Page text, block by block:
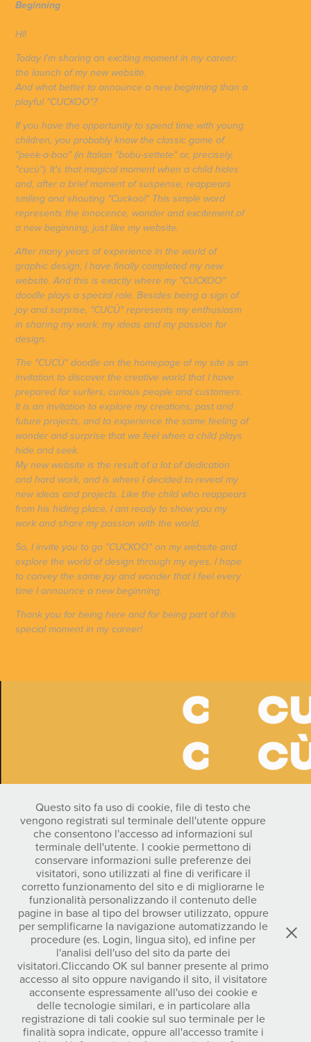
Beginning
HI!
Today I'm sharing an exciting moment in my career:
the launch of my new website.
And what better to announce a new beginning than a
playful "CUCKOO"?
If you have the opportunity to spend time with young
children, you probably know the classic game of
"peek-a-boo" (in Italian "bobù-settete" or, precisely,
"cucù"). It's that magical moment when a child hides
and, after a brief moment of suspense, reappears
smiling and shouting "Cuckoo!" This simple word
represents the innocence, wonder and excitement of
a new beginning, just like my website.
After many years of experience in the world of
graphic design, I have finally completed my new
website. And this is exactly where my "CUCKOO"
doodle plays a special role. Besides being a sign of
joy and surprise, "CUCÙ" represents my enthusiasm
in sharing my work, my ideas and my passion for
design.
The "CUCÙ" doodle on the homepage of my site is an
invitation to discover the creative world that I have
prepared for surfers, curious people and customers.
It is an invitation to explore my creations, past and
future projects, and to experience the same feeling of
wonder and surprise that we feel when a child plays
hide and seek.
My new website is the result of a lot of dedication
and hard work, and is where I decided to reveal my
new ideas and projects. Like the child who reappears
from his hiding place, I am ready to show you my
work and share my passion with the world.
So, I invite you to go "CUCKOO" on my website and
explore the world of design through my eyes. I hope
to convey the same joy and wonder that I feel every
time I announce a new beginning.
Thank you for being here and for being part of this
special moment in my career!
Arianna Cremona© 2026
Questo sito fa uso di cookie, file di testo che
vengono registrati sul terminale dell'utente oppure
che consentono l'accesso ad informazioni sul
terminale dell'utente. I cookie permettono di
conservare informazioni sulle preferenze dei
visitatori, sono utilizzati al fine di verificare il
corretto funzionamento del sito e di migliorarne le
funzionalità personalizzando il contenuto delle
pagine in base al tipo del browser utilizzato, oppure
per semplificarne la navigazione automatizzando le
procedure (es. Login, lingua sito), ed infine per
l'analisi dell'uso del sito da parte dei
visitatori.Cliccando OK sul banner presente al primo
accesso al sito oppure navigando il sito, il visitatore
acconsente espressamente all'uso dei cookie e
delle tecnologie similari, e in particolare alla
registrazione di tali cookie sul suo terminale per le
finalità sopra indicate, oppure all'accesso tramite i